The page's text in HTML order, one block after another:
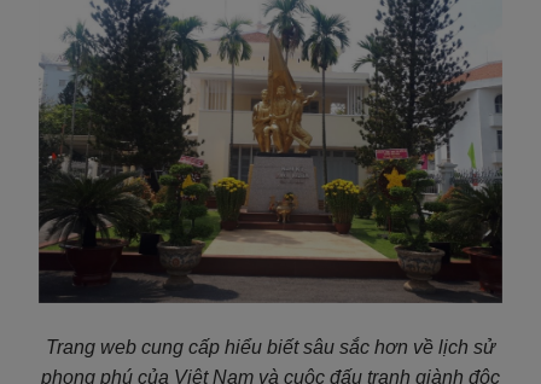
Trang web cung cấp hiểu biết sâu sắc hơn về lịch sử
phong phú của Việt Nam và cuộc đấu tranh giành độc